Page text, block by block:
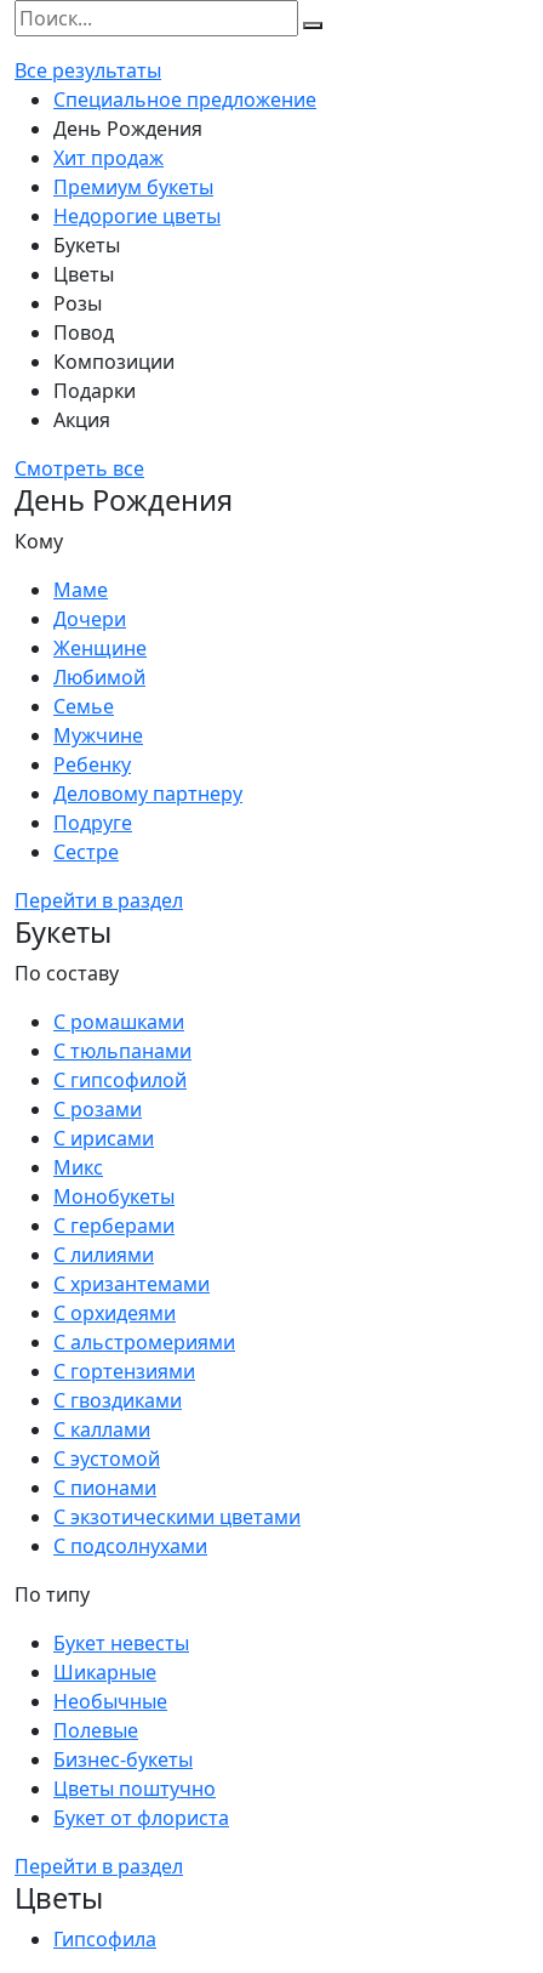
Все результаты
Специальное предложение
День Рождения
Хит продаж
Премиум букеты
Недорогие цветы
Букеты
Цветы
Розы
Повод
Композиции
Подарки
Акция
Смотреть все
День Рождения
Кому
Маме
Дочери
Женщине
Любимой
Семье
Мужчине
Ребенку
Деловому партнеру
Подруге
Сестре
Перейти в раздел
Букеты
По составу
С ромашками
С тюльпанами
С гипсофилой
С розами
С ирисами
Микс
Монобукеты
С герберами
С лилиями
С хризантемами
С орхидеями
С альстромериями
С гортензиями
С гвоздиками
С каллами
С эустомой
С пионами
С экзотическими цветами
С подсолнухами
По типу
Букет невесты
Шикарные
Необычные
Полевые
Бизнес-букеты
Цветы поштучно
Букет от флориста
Перейти в раздел
Цветы
Гипсофила